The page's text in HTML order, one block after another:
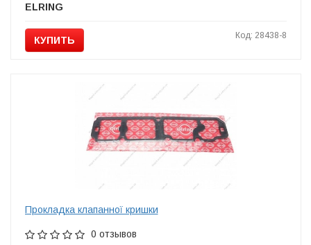
ELRING
КУПИТЬ Код: 28438-8
Прокладка клапанної кришки
0 отзывов